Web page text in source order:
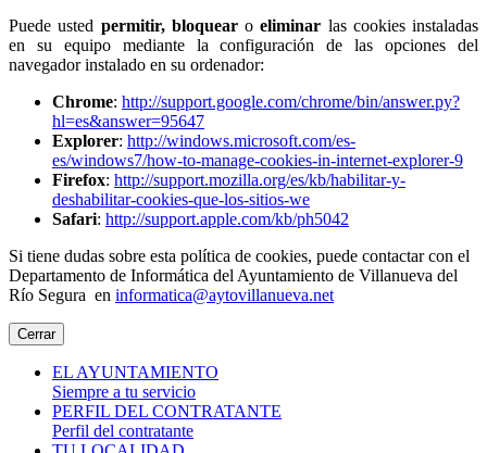
Puede usted permitir, bloquearoeliminar las cookies instaladas
en su equipo mediante la configuración de las opciones del
navegador instalado en su ordenador:
Chrome: http://support.google.com/chrome/bin/answer.py?
hl=es&answer=95647
Explorer: http://windows.microsoft.com/es-
es/windows7/how-to-manage-cookies-in-internet-explorer-9
Firefox: http://support.mozilla.org/es/kb/habilitar-y-
deshabilitar-cookies-que-los-sitios-we
Safari: http://support.apple.com/kb/ph5042
Si tiene dudas sobre esta política de cookies, puede contactar con el
Departamento de Informática del Ayuntamiento de Villanueva del
Río Segura en informatica@aytovillanueva.net
Cerrar
EL AYUNTAMIENTO
Siempre a tu servicio
PERFIL DEL CONTRATANTE
Perfil del contratante